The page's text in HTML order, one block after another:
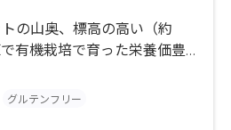
の山奥、標高の高い（約
有機栽培で育った栄養価豊富
、ビタミンC、アミノ酸類や
富な有機クコの実（果汁）を
添加物フリーのパウダーで
グルテンフリー